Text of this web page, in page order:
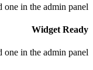
in the admin panel.
Widget Ready
in the admin panel.